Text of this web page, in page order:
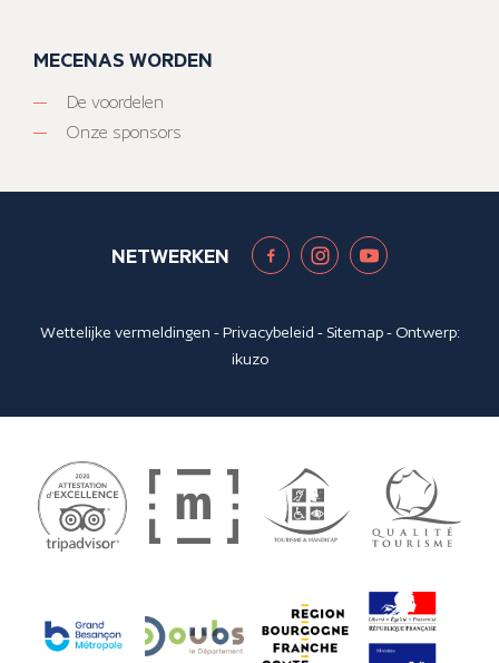
MECENAS WORDEN
De voordelen
Onze sponsors
NETWERKEN
Wettelijke vermeldingen -Privacybeleid - Sitemap- Ontwerp:
ikuzo